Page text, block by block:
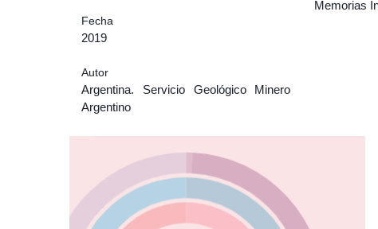
Fecha
2019
Autor
Argentina. Servicio Geológico Minero
Argentino
Memorias